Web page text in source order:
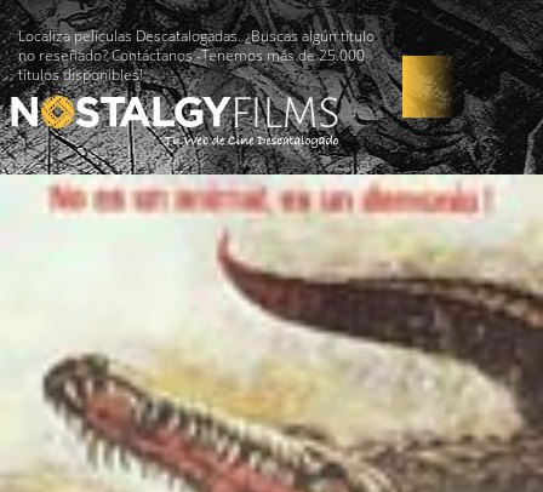
Localiza películas Descatalogadas. ¿Buscas algún título
no reseñado? Contáctanos -Tenemos más de 25.000
títulos disponibles!